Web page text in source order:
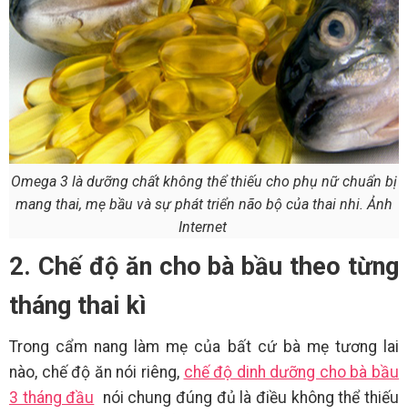
Omega 3 là dưỡng chất không thể thiếu cho phụ nữ chuẩn bị
mang thai, mẹ bầu và sự phát triển não bộ của thai nhi. Ảnh
Internet
2. Chế độ ăn cho bà bầu theo từng
tháng thai kì
Trong cẩm nang làm mẹ của bất cứ bà mẹ tương lai
nào, chế độ ăn nói riêng, chế độ dinh dưỡng cho bà bầu
3 tháng đầu nói chung đúng đủ là điều không thể thiếu